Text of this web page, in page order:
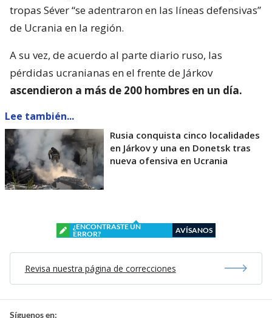
tropas Séver “se adentraron en las líneas defensivas”
de Ucrania en la región.
A su vez, de acuerdo al parte diario ruso, las
pérdidas ucranianas en el frente de Járkov
ascendieron a más de 200 hombres en un día.
Lee también...
Rusia conquista cinco localidades
en Járkov y una en Donetsk tras
nueva ofensiva en Ucrania
¿ENCONTRASTE UN
ERROR?
AVÍSANOS
Revisa nuestra página de correcciones
Síguenos en: